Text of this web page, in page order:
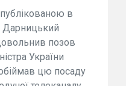
в
Дарницький
позов
України
цю посаду